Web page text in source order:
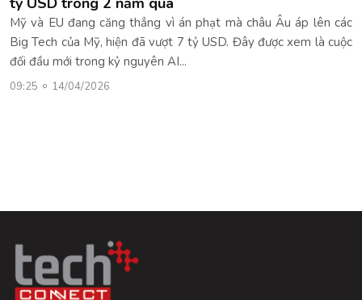
Mỹ và EU đang căng thẳng vì án phạt mà châu Âu áp lên các
Big Tech của Mỹ, hiện đã vượt 7 tỷ USD. Đây được xem là cuộc
đối đầu mới trong kỷ nguyên AI...
09:25 14/04/2026